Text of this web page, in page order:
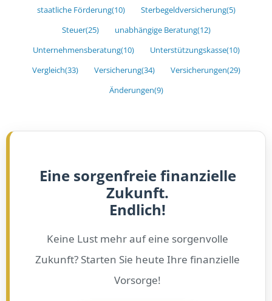
staatliche Förderung(10) Sterbegeldversicherung(5)
Steuer(25) unabhängige Beratung(12)
Unternehmensberatung(10) Unterstützungskasse(10)
Vergleich(33) Versicherung(34) Versicherungen(29)
Änderungen(9)
Eine sorgenfreie finanzielle
Zukunft.
Endlich!
Keine Lust mehr auf eine sorgenvolle
Zukunft? Starten Sie heute Ihre finanzielle
Vorsorge!